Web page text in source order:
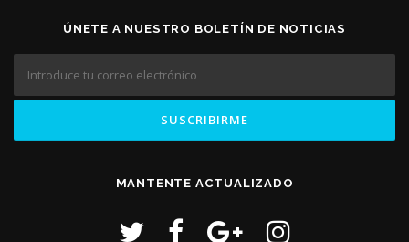
ÚNETE A NUESTRO BOLETÍN DE NOTICIAS
MANTENTE ACTUALIZADO